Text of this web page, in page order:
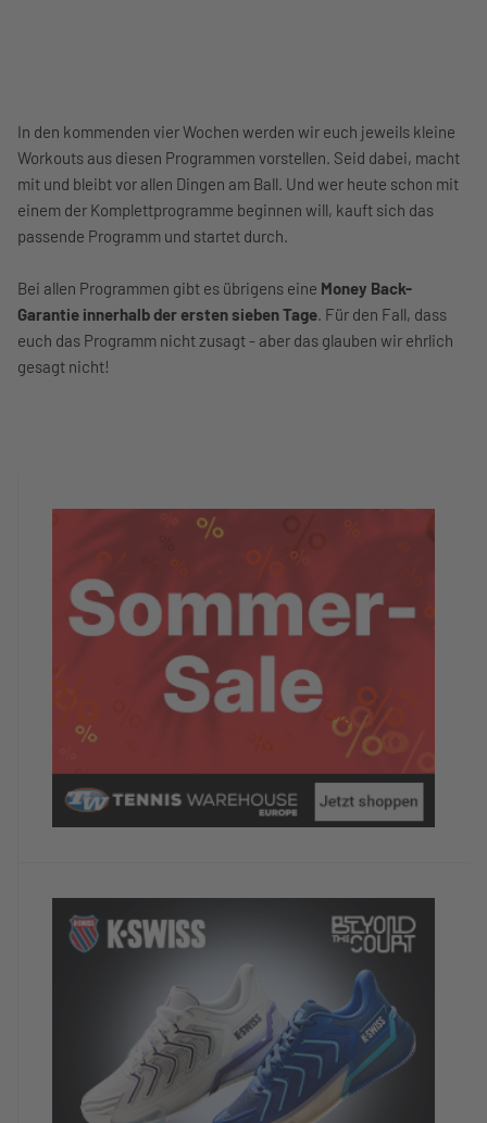
In den kommenden vier Wochen werden wir euch jeweils kleine
Workouts aus diesen Programmen vorstellen. Seid dabei, macht
mit und bleibt vor allen Dingen am Ball. Und wer heute schon mit
einem der Komplettprogramme beginnen will, kauft sich das
passende Programm und startet durch.
Bei allen Programmen gibt es übrigens eine Money Back-
Garantie innerhalb der ersten sieben Tage. Für den Fall, dass
euch das Programm nicht zusagt - aber das glauben wir ehrlich
gesagt nicht!